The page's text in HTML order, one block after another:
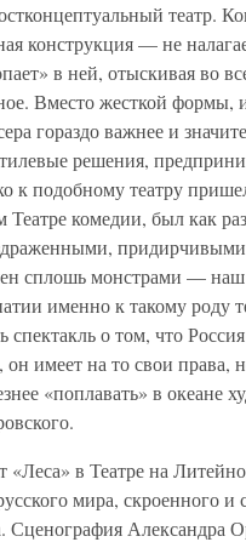
театр.
конструкция — не
в ней, отыскивая во
Вместо жесткой формы,
гораздо важнее и
решения,
к подобному театру
Театре комедии, был как
сплошь монстрами —
именно к такому роду
спектакль о том, что
имеет на то свои права,
«поплавать» в океане
«Леса» в Театре на
мира, скроенного и
Сценография